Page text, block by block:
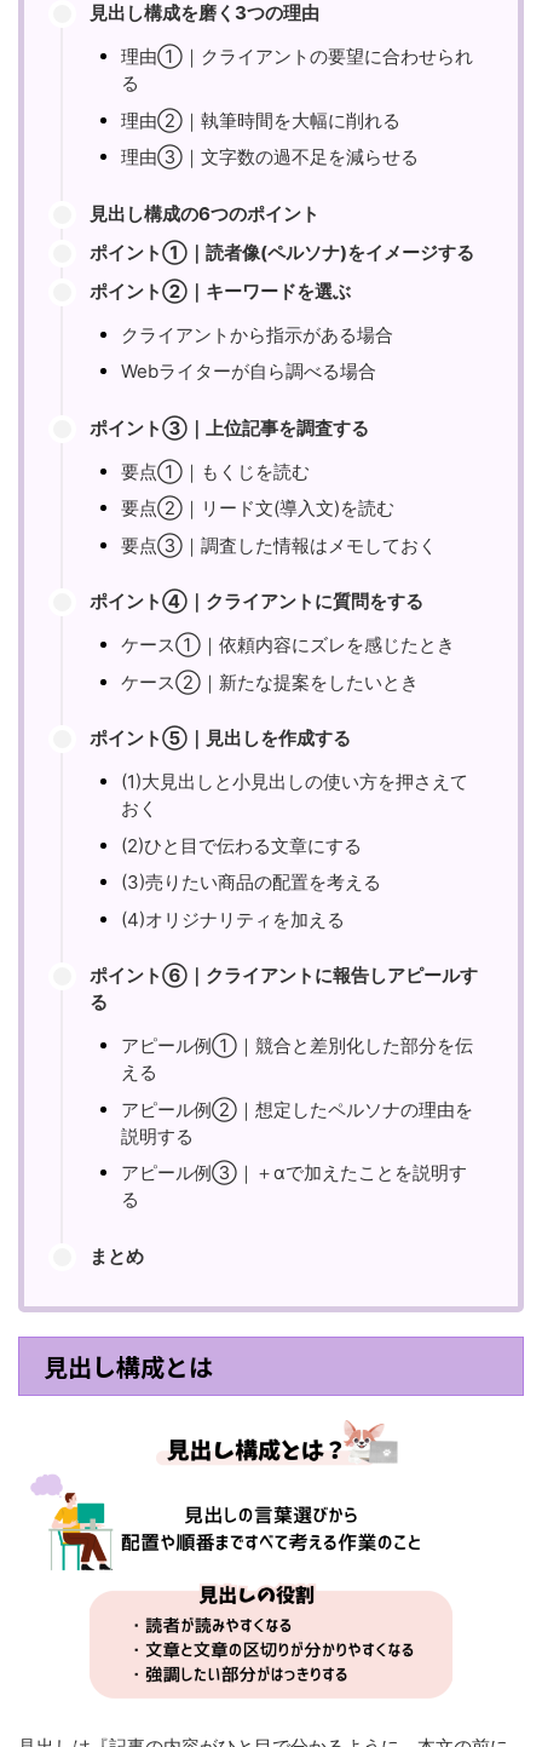
見出し構成を磨く3つの理由
理由①｜クライアントの要望に合わせられ
る
理由②｜執筆時間を大幅に削れる
理由③｜文字数の過不足を減らせる
見出し構成の6つのポイント
ポイント①｜読者像(ペルソナ)をイメージする
ポイント②｜キーワードを選ぶ
クライアントから指示がある場合
Webライターが自ら調べる場合
ポイント③｜上位記事を調査する
要点①｜もくじを読む
要点②｜リード文(導入文)を読む
要点③｜調査した情報はメモしておく
ポイント④｜クライアントに質問をする
ケース①｜依頼内容にズレを感じたとき
ケース②｜新たな提案をしたいとき
ポイント⑤｜見出しを作成する
(1)大見出しと小見出しの使い方を押さえて
おく
(2)ひと目で伝わる文章にする
(3)売りたい商品の配置を考える
(4)オリジナリティを加える
ポイント⑥｜クライアントに報告しアピールす
る
アピール例①｜競合と差別化した部分を伝
える
アピール例②｜想定したペルソナの理由を
説明する
アピール例③｜＋αで加えたことを説明す
る
まとめ
見出し構成とは